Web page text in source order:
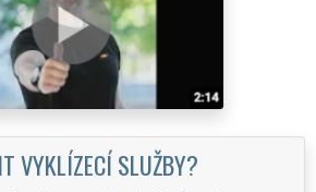
VYKLÍZECÍ SLUŽBY?